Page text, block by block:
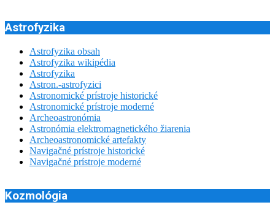
Astrofyzika
Astrofyzika obsah
Astrofyzika wikipédia
Astrofyzika
Astron.-astrofyzici
Astronomické prístroje historické
Astronomické prístroje moderné
Archeoastronómia
Astronómia elektromagnetického žiarenia
Archeoastronomické artefakty
Navigačné prístroje historické
Navigačné prístroje moderné
Kozmológia